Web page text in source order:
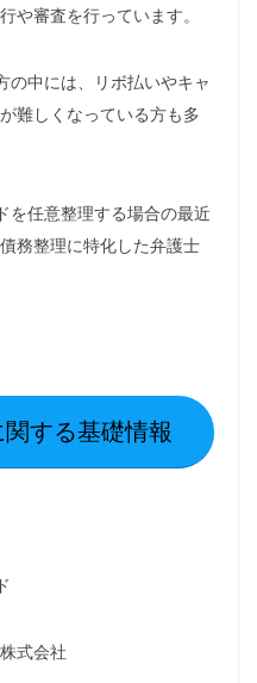
や審査を行っています。
の中には、リボ払いやキャ
難しくなっている方も多
を任意整理する場合の最近
務整理に特化した弁護士
する基礎情報
会社